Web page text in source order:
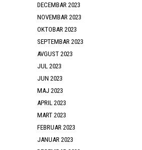
DECEMBAR 2023
NOVEMBAR 2023
OKTOBAR 2023
SEPTEMBAR 2023
AVGUST 2023
JUL 2023
JUN 2023
MAJ 2023
APRIL 2023
MART 2023
FEBRUAR 2023
JANUAR 2023